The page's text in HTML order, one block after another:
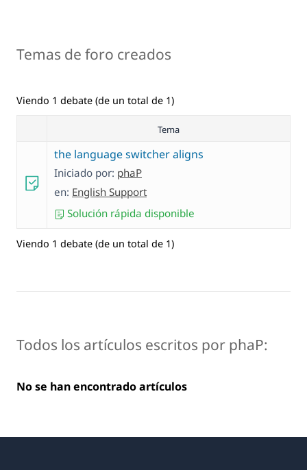
Temas de foro creados
Viendo 1 debate (de un total de 1)
Tema
the language switcher aligns
Iniciado por: phaP
en: English Support
Solución rápida disponible
Viendo 1 debate (de un total de 1)
Todos los artículos escritos por phaP:
No se han encontrado artículos